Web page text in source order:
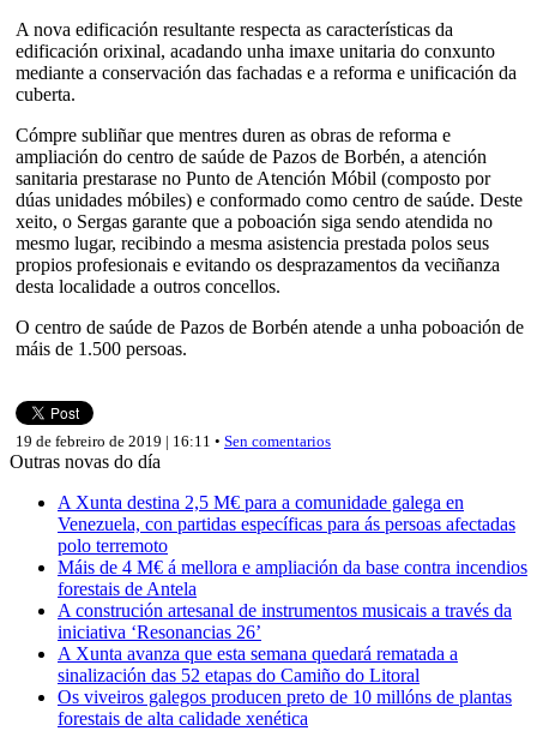
A nova edificación resultante respecta as características da
edificación orixinal, acadando unha imaxe unitaria do conxunto
mediante a conservación das fachadas e a reforma e unificación da
cuberta.
Cómpre subliñar que mentres duren as obras de reforma e
ampliación do centro de saúde de Pazos de Borbén, a atención
sanitaria prestarase no Punto de Atención Móbil (composto por
dúas unidades móbiles) e conformado como centro de saúde. Deste
xeito, o Sergas garante que a poboación siga sendo atendida no
mesmo lugar, recibindo a mesma asistencia prestada polos seus
propios profesionais e evitando os desprazamentos da veciñanza
desta localidade a outros concellos.
O centro de saúde de Pazos de Borbén atende a unha poboación de
máis de 1.500 persoas.
19 de febreiro de 2019 | 16:11 • Sen comentarios
Outras novas do día
A Xunta destina 2,5 M€ para a comunidade galega en
Venezuela, con partidas específicas para ás persoas afectadas
polo terremoto
Máis de 4 M€ á mellora e ampliación da base contra incendios
forestais de Antela
A construción artesanal de instrumentos musicais a través da
iniciativa ‘Resonancias 26’
A Xunta avanza que esta semana quedará rematada a
sinalización das 52 etapas do Camiño do Litoral
Os viveiros galegos producen preto de 10 millóns de plantas
forestais de alta calidade xenética